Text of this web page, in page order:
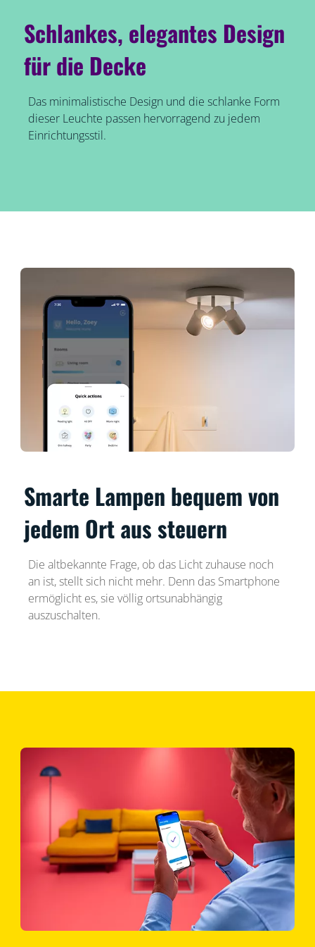
Schlankes, elegantes Design
für die Decke
Das minimalistische Design und die schlanke Form
dieser Leuchte passen hervorragend zu jedem
Einrichtungsstil.
Smarte Lampen bequem von
jedem Ort aus steuern
Die altbekannte Frage, ob das Licht zuhause noch
an ist, stellt sich nicht mehr. Denn das Smartphone
ermöglicht es, sie völlig ortsunabhängig
auszuschalten.